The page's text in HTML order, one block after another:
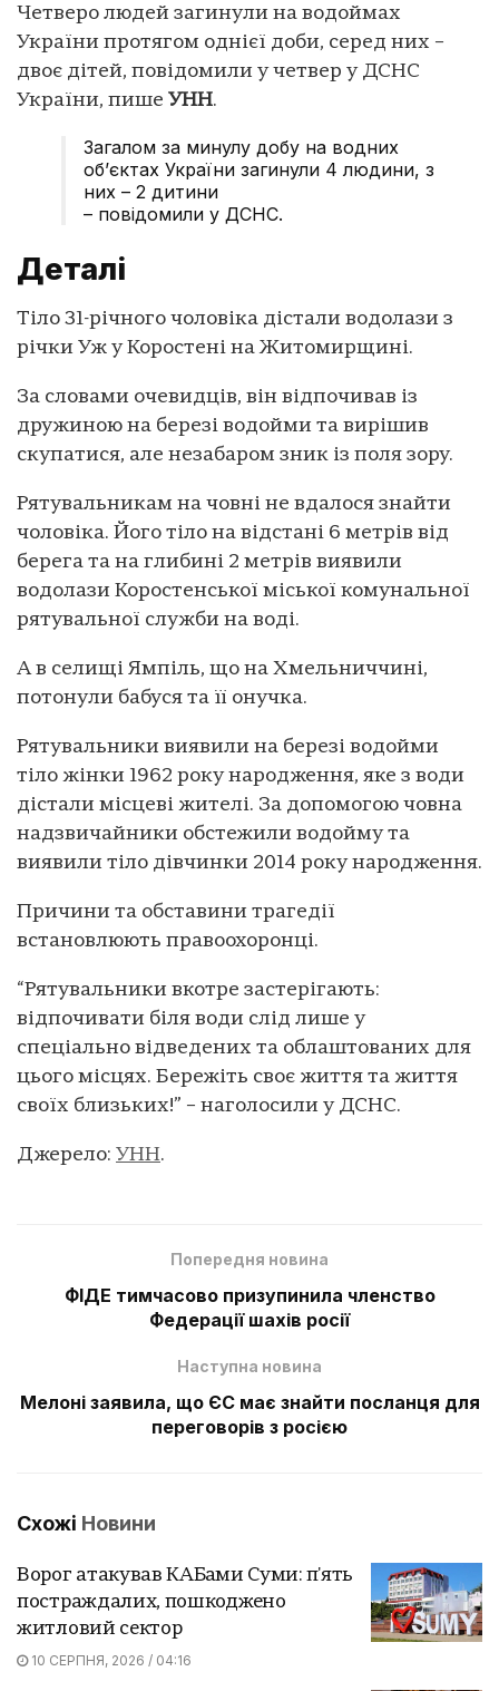
Четверо людей загинули на водоймах
України протягом однієї доби, серед них –
двоє дітей, повідомили у четвер у ДСНС
України, пише УНН.
Загалом за минулу добу на водних
об’єктах України загинули 4 людини, з
них – 2 дитини
– повідомили у ДСНС.
Деталі
Тіло 31-річного чоловіка дістали водолази з
річки Уж у Коростені на Житомирщині.
За словами очевидців, він відпочивав із
дружиною на березі водойми та вирішив
скупатися, але незабаром зник із поля зору.
Рятувальникам на човні не вдалося знайти
чоловіка. Його тіло на відстані 6 метрів від
берега та на глибині 2 метрів виявили
водолази Коростенської міської комунальної
рятувальної служби на воді.
А в селищі Ямпіль, що на Хмельниччині,
потонули бабуся та її онучка.
Рятувальники виявили на березі водойми
тіло жінки 1962 року народження, яке з води
дістали місцеві жителі. За допомогою човна
надзвичайники обстежили водойму та
виявили тіло дівчинки 2014 року народження.
Причини та обставини трагедії
встановлюють правоохоронці.
“Рятувальники вкотре застерігають:
відпочивати біля води слід лише у
спеціально відведених та облаштованих для
цього місцях. Бережіть своє життя та життя
своїх близьких!” – наголосили у ДСНС.
Джерело: УНН.
Попередня новина
ФІДЕ тимчасово призупинила членство
Федерації шахів росії
Наступна новина
Мелоні заявила, що ЄС має знайти посланця для
переговорів з росією
Схожі Новини
Ворог атакував КАБами Суми: п'ять
постраждалих, пошкоджено
житловий сектор
10 СЕРПНЯ, 2026 / 04:16